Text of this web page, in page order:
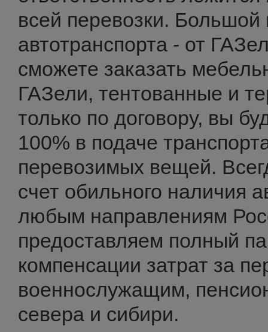
всей перевозки. Большой
автотранспорта - от
сможете заказать
ГАЗели, тентованные и
только по договору, вы
100% в подаче
перевозимых вещей.
счет обильного наличия
любым направлениям
предоставляем полный
компенсации затрат за
военнослужащим,
севера и сибири.